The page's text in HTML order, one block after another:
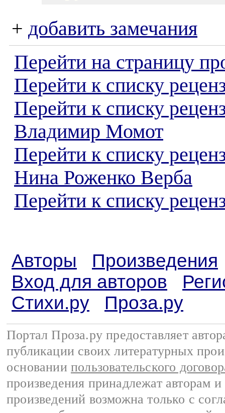
+ добавить замечания
Перейти на страницу
Перейти к списку
Перейти к списку
Владимир Момот
Перейти к списку
Нина Роженко Верба
Перейти к списку
Авторы
Произведения
Вход для авторов
Стихи.ру
Проза.ру
Портал Проза.ру предоставляет
публикации своих литературных
основании пользовательского
произведения принадлежат авторам
произведений возможна только с